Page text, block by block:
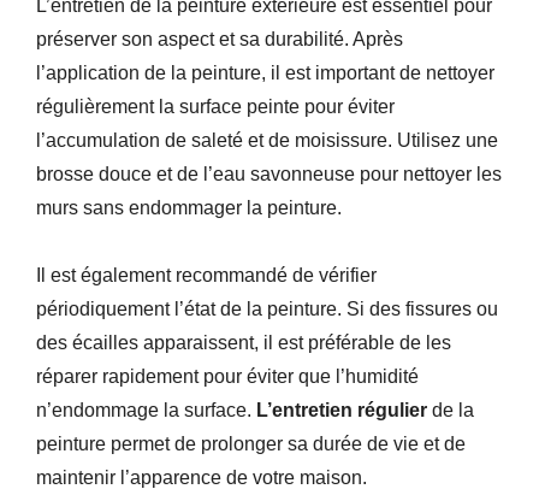
L’entretien de la peinture extérieure est essentiel pour
préserver son aspect et sa durabilité. Après
l’application de la peinture, il est important de nettoyer
régulièrement la surface peinte pour éviter
l’accumulation de saleté et de moisissure. Utilisez une
brosse douce et de l’eau savonneuse pour nettoyer les
murs sans endommager la peinture.
Il est également recommandé de vérifier
périodiquement l’état de la peinture. Si des fissures ou
des écailles apparaissent, il est préférable de les
réparer rapidement pour éviter que l’humidité
n’endommage la surface. L’entretien régulier de la
peinture permet de prolonger sa durée de vie et de
maintenir l’apparence de votre maison.